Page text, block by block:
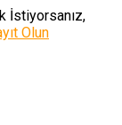
İstiyorsanız,
Olun